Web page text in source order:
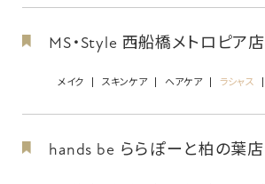
MS・Style 西船橋メトロピア店
メイク スキンケア ヘアケア ラシャス
hands be ららぽーと柏の葉店